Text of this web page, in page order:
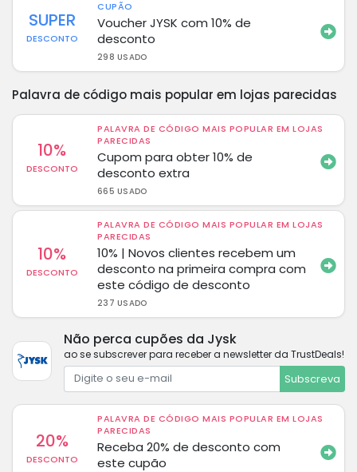
SUPER
DESCONTO
CUPÃO
Voucher JYSK com 10% de
desconto
298 USADO
Palavra de código mais popular em lojas parecidas
10%
DESCONTO
PALAVRA DE CÓDIGO MAIS POPULAR EM LOJAS
PARECIDAS
Cupom para obter 10% de
desconto extra
665 USADO
10%
DESCONTO
PALAVRA DE CÓDIGO MAIS POPULAR EM LOJAS
PARECIDAS
10% | Novos clientes recebem um
desconto na primeira compra com
este código de desconto
237 USADO
Não perca cupões da Jysk
ao se subscrever para receber a newsletter da TrustDeals!
Subscreva
20%
DESCONTO
PALAVRA DE CÓDIGO MAIS POPULAR EM LOJAS
PARECIDAS
Receba 20% de desconto com
este cupão